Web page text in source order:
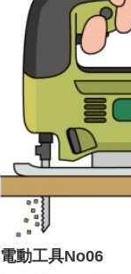
電動工具No06